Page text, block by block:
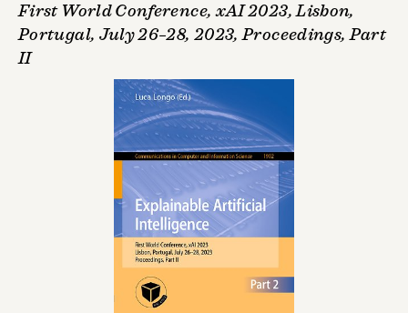
First World Conference, xAI 2023, Lisbon,
Portugal, July 26–28, 2023, Proceedings, Part
II